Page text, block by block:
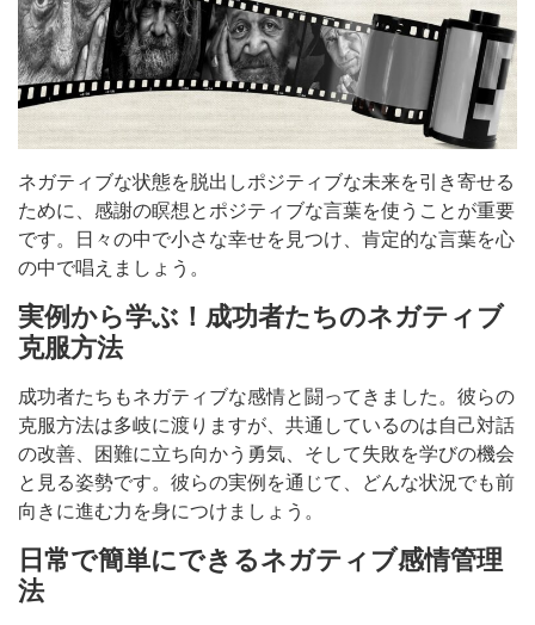
ネガティブな状態を脱出しポジティブな未来を引き寄せる
ために、感謝の瞑想とポジティブな言葉を使うことが重要
です。日々の中で小さな幸せを見つけ、肯定的な言葉を心
の中で唱えましょう。
実例から学ぶ！成功者たちのネガティブ
克服方法
成功者たちもネガティブな感情と闘ってきました。彼らの
克服方法は多岐に渡りますが、共通しているのは自己対話
の改善、困難に立ち向かう勇気、そして失敗を学びの機会
と見る姿勢です。彼らの実例を通じて、どんな状況でも前
向きに進む力を身につけましょう。
日常で簡単にできるネガティブ感情管理
法